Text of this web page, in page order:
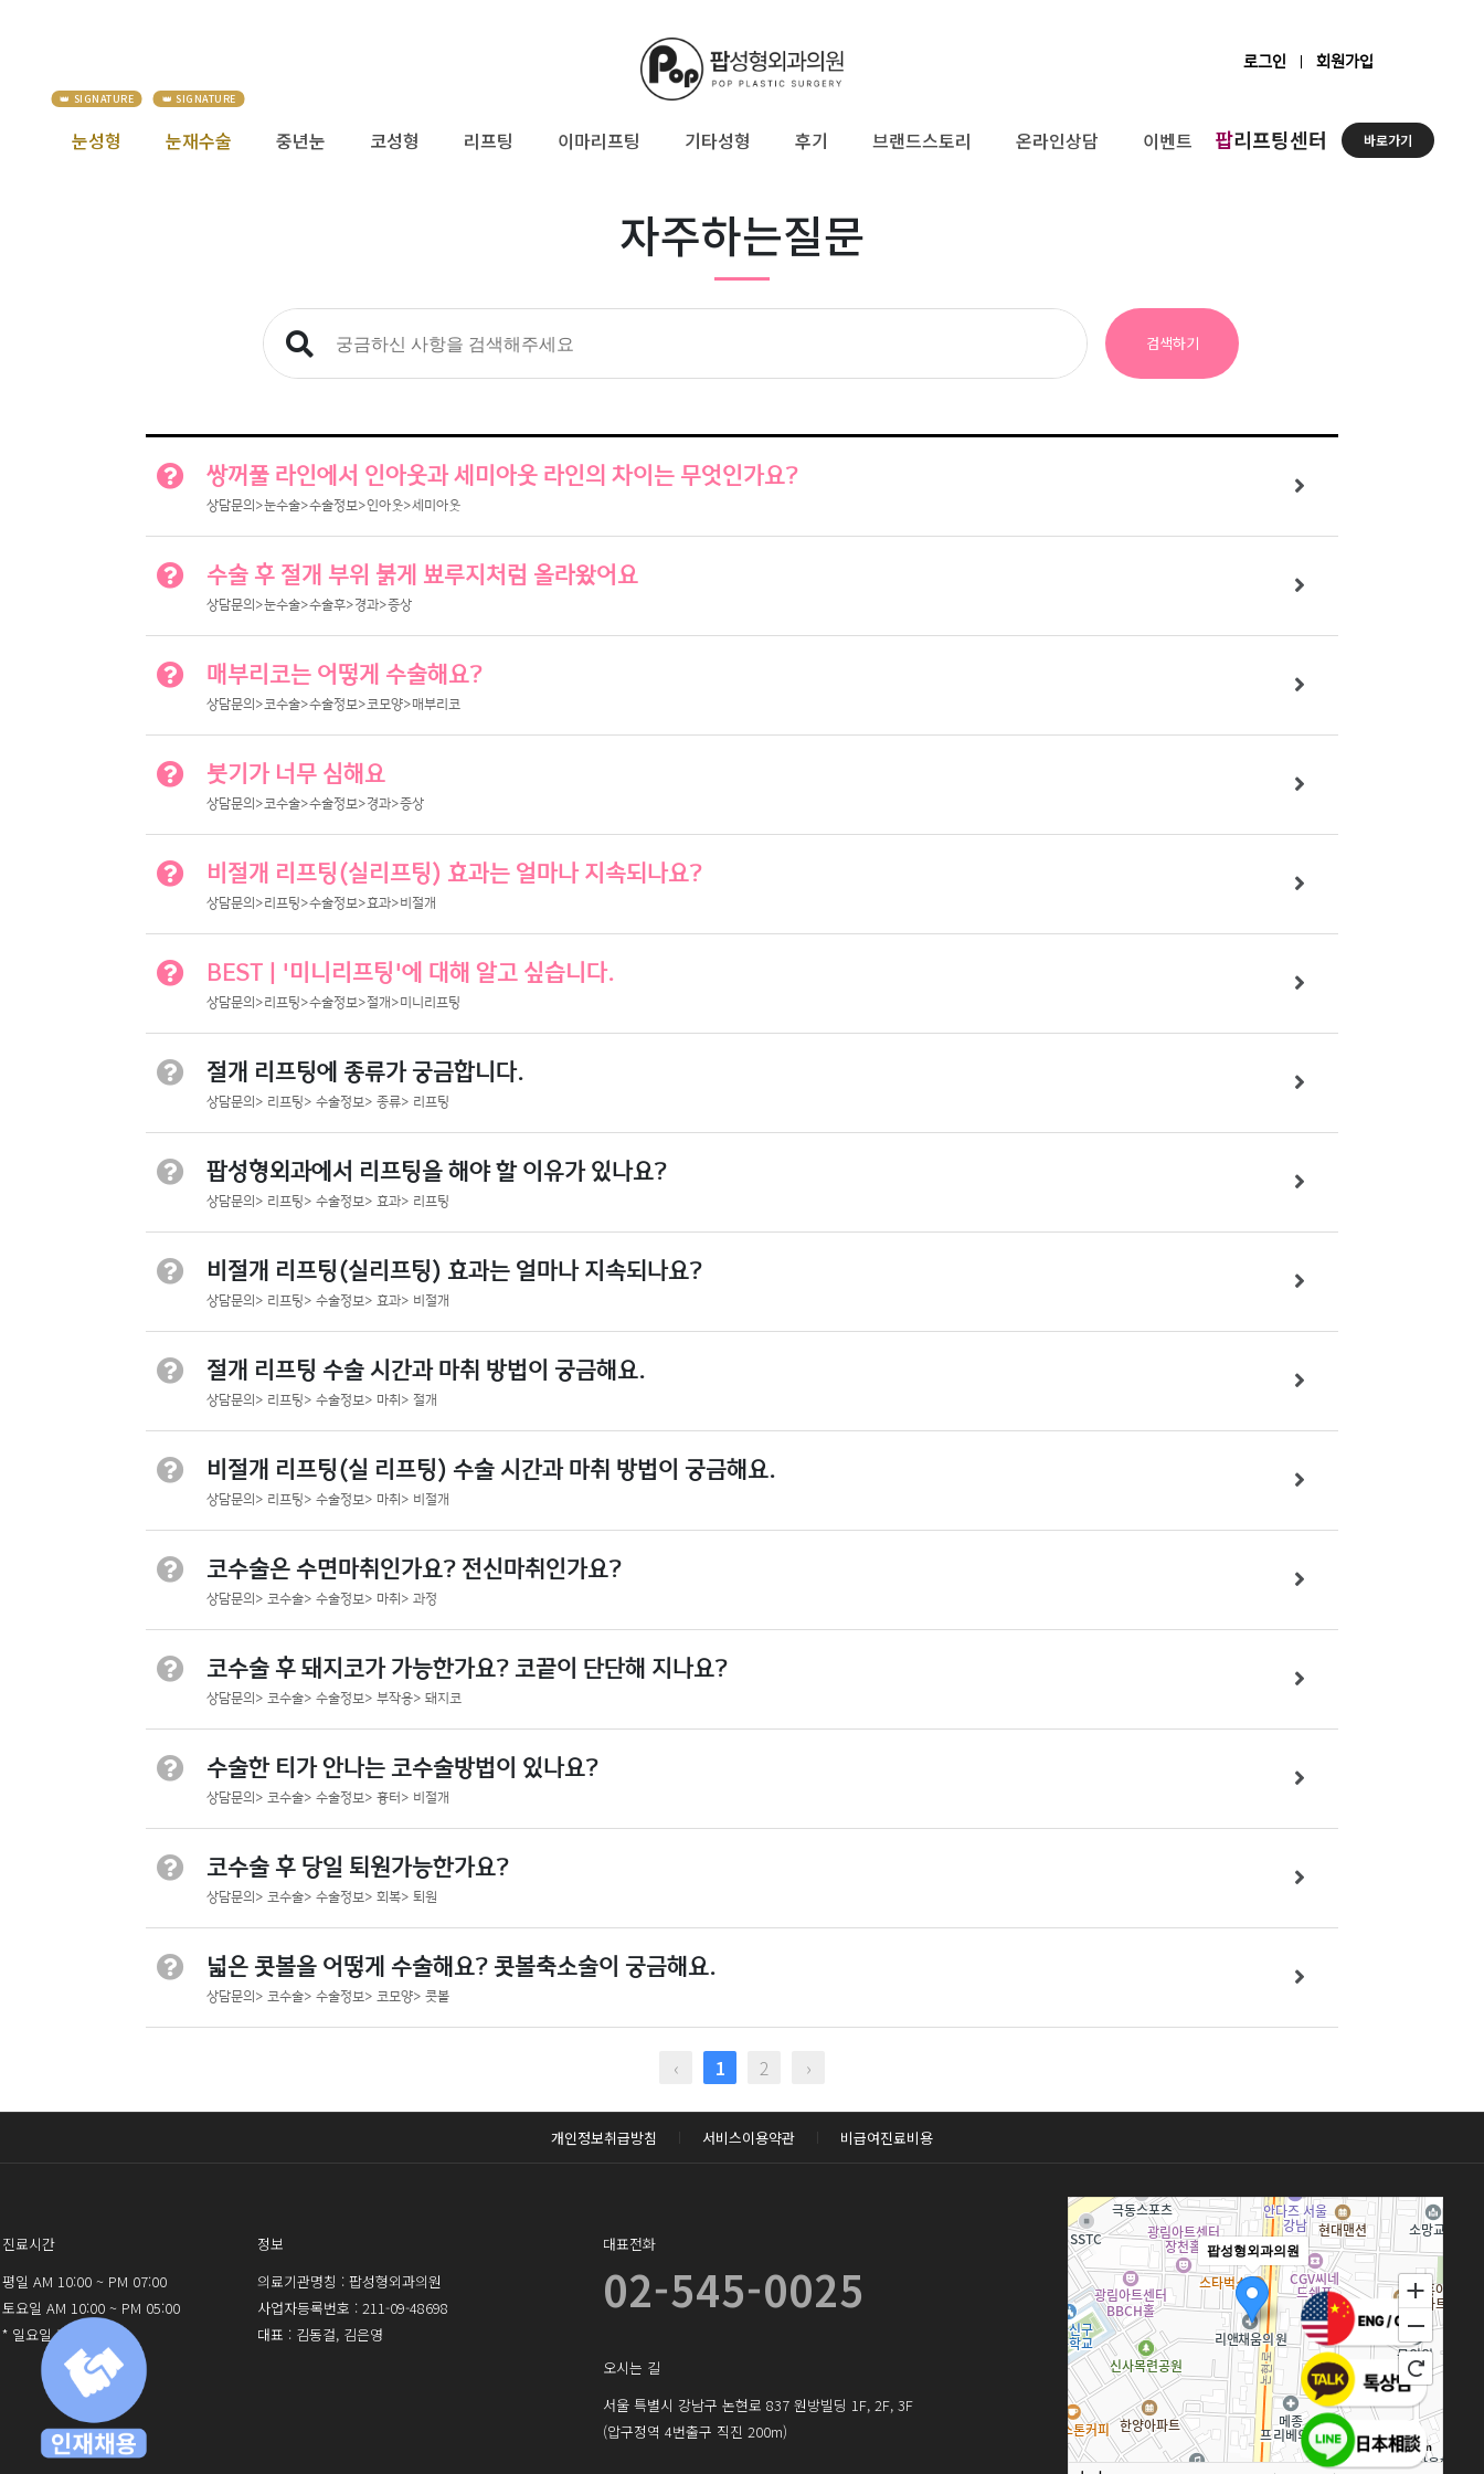
로그인 회원가입
눈성형 눈재수술 중년눈 코성형 리프팅 이마리프팅 기타성형 후기 브랜드스토리 온라인상담 이벤트 팝리프팅센터 바로가기
자주하는질문
검색하기
쌍꺼풀 라인에서 인아웃과 세미아웃 라인의 차이는 무엇인가요?
상담문의>눈수술>수술정보>인아웃>세미아웃
수술 후 절개 부위 붉게 뾰루지처럼 올라왔어요
상담문의>눈수술>수술후>경과>증상
매부리코는 어떻게 수술해요?
상담문의>코수술>수술정보>코모양>매부리코
붓기가 너무 심해요
상담문의>코수술>수술정보>경과>증상
비절개 리프팅(실리프팅) 효과는 얼마나 지속되나요?
상담문의>리프팅>수술정보>효과>비절개
BEST | '미니리프팅'에 대해 알고 싶습니다.
상담문의>리프팅>수술정보>절개>미니리프팅
절개 리프팅에 종류가 궁금합니다.
상담문의> 리프팅> 수술정보> 종류> 리프팅
팝성형외과에서 리프팅을 해야 할 이유가 있나요?
상담문의> 리프팅> 수술정보> 효과> 리프팅
비절개 리프팅(실리프팅) 효과는 얼마나 지속되나요?
상담문의> 리프팅> 수술정보> 효과> 비절개
절개 리프팅 수술 시간과 마취 방법이 궁금해요.
상담문의> 리프팅> 수술정보> 마취> 절개
비절개 리프팅(실 리프팅) 수술 시간과 마취 방법이 궁금해요.
상담문의> 리프팅> 수술정보> 마취> 비절개
코수술은 수면마취인가요? 전신마취인가요?
상담문의> 코수술> 수술정보> 마취> 과정
코수술 후 돼지코가 가능한가요? 코끝이 단단해 지나요?
상담문의> 코수술> 수술정보> 부작용> 돼지코
수술한 티가 안나는 코수술방법이 있나요?
상담문의> 코수술> 수술정보> 흉터> 비절개
코수술 후 당일 퇴원가능한가요?
상담문의> 코수술> 수술정보> 회복> 퇴원
넓은 콧볼을 어떻게 수술해요? 콧볼축소술이 궁금해요.
상담문의> 코수술> 수술정보> 코모양> 콧볼
‹ 1 2 ›
개인정보취급방침 서비스이용약관 비급여진료비용
진료시간
평일 AM 10:00 ~ PM 07:00
토요일 AM 10:00 ~ PM 05:00
* 일요일 휴진
정보
의료기관명칭 : 팝성형외과의원
사업자등록번호 : 211-09-48698
대표 : 김동걸, 김은영
대표전화
02-545-0025
오시는 길
서울 특별시 강남구 논현로 837 원방빌딩 1F, 2F, 3F
(압구정역 4번출구 직진 200m)
팝성형외과의원
100m